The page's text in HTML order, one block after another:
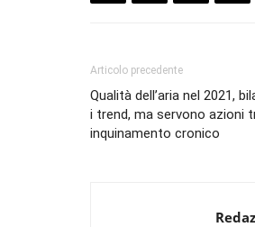
Articolo precedente
Qualità dell’aria nel 2021,
i trend, ma servono azioni
inquinamento cronico